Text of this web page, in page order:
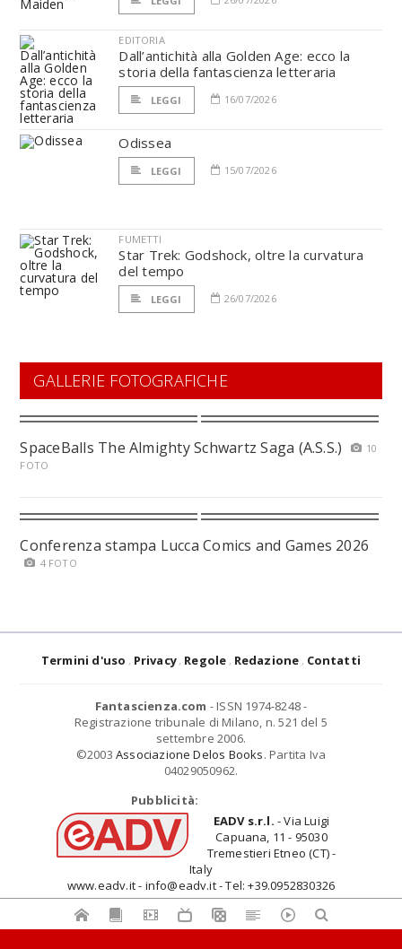
EDITORIA
Dall’antichità alla Golden Age: ecco la
storia della fantascienza letteraria
LEGGI 16/07/2026
Odissea
LEGGI 15/07/2026
FUMETTI
Star Trek: Godshock, oltre la curvatura
del tempo
LEGGI 26/07/2026
GALLERIE FOTOGRAFICHE
SpaceBalls The Almighty Schwartz Saga (A.S.S.)
10
FOTO
Conferenza stampa Lucca Comics and Games 2026
4 FOTO
Termini d'uso Privacy Regole Redazione Contatti
Fantascienza.com - ISSN 1974-8248 -
Registrazione tribunale di Milano, n. 521 del 5
settembre 2006.
©2003 Associazione Delos Books. Partita Iva
04029050962.
Pubblicità:
EADV s.r.l. - Via Luigi
Capuana, 11 - 95030
Tremestieri Etneo (CT) -
Italy
www.eadv.it - info@eadv.it - Tel: +39.0952830326